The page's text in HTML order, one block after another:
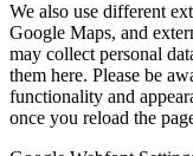
We also use different
Google Maps, and
may collect personal
them here. Please be
functionality and
once you reload the